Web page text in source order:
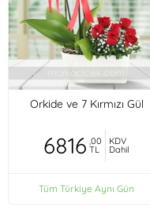
Orkide ve 7 Kırmızı Gül
6816 ,00
TL
KDV
Dahil
Tüm Türkiye Aynı Gün